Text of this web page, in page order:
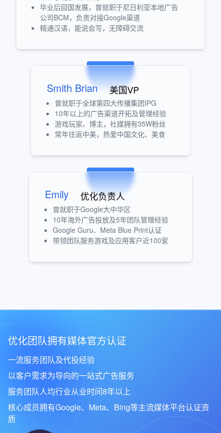
Emily 优化负责人
曾就职于Google大中华区
10年海外广告投放及5年团队管理经验
Google Guru、Meta Blue Print认证
带领团队服务游戏及应用客户近100家
Smith Brian 美国VP
曾就职于全球第四大传播集团IPG
10年以上的广告渠道开拓及管理经验
游戏玩家、博主，社媒拥有35W粉丝
常年往返中美，热爱中国文化、美食
毕业后回国发展，曾就职于尼日利亚本地广告
公司BCM，负责对接Google渠道
精通汉语，能说会写，无障碍交流
优化团队拥有媒体官方认证
一流服务团队及代投经验
以客户需求为导向的一站式广告服务
服务团队人均行业从业时间8年以上
核心成员拥有Google、Meta、Bing等主流媒体平台认证资
质